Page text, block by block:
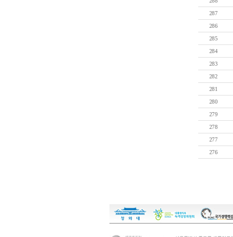
287
286
285
284
283
282
281
280
279
278
277
276